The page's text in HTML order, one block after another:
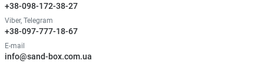
+38-098-172-38-27
Viber, Telegram
+38-097-777-18-67
E-mail
info@sand-box.com.ua